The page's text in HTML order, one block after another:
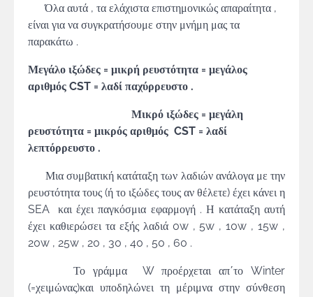
Όλα αυτά , τα ελάχιστα επιστημονικώς απαραίτητα ,
είναι για να συγκρατήσουμε στην μνήμη μας τα
παρακάτω .
Μεγάλο ιξώδες = μικρή ρευστότητα = μεγάλος
αριθμός CST = λαδί παχύρρευστο .
Μικρό ιξώδες = μεγάλη
ρευστότητα = μικρός αριθμός CST = λαδί
λεπτόρρευστο .
Μια συμβατική κατάταξη των λαδιών ανάλογα με την
ρευστότητα τους (ή το ιξώδες τους αν θέλετε) έχει κάνει η
SEA και έχει παγκόσμια εφαρμογή . Η κατάταξη αυτή
έχει καθιερώσει τα εξής λαδιά 0w , 5w , 10w , 15w ,
20w , 25w , 20 , 30 , 40 , 50 , 60 .
Το γράμμα W προέρχεται απ΄το Winter
(=χειμώνας)και υποδηλώνει τη μέριμνα στην σύνθεση